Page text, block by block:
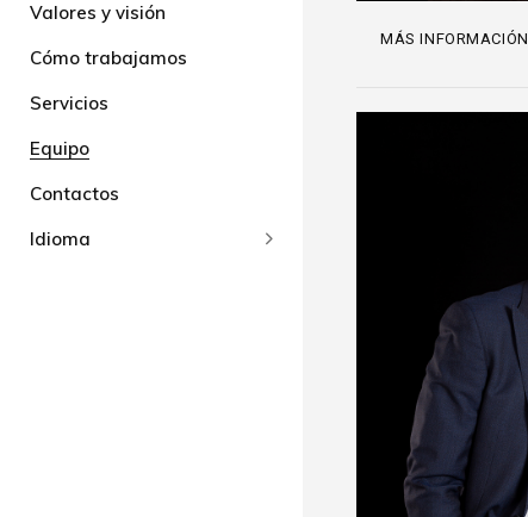
Valores y visión
Cómo trabajamos
Servicios
Equipo
Contactos
Idioma
MÁS INFORMACIÓN